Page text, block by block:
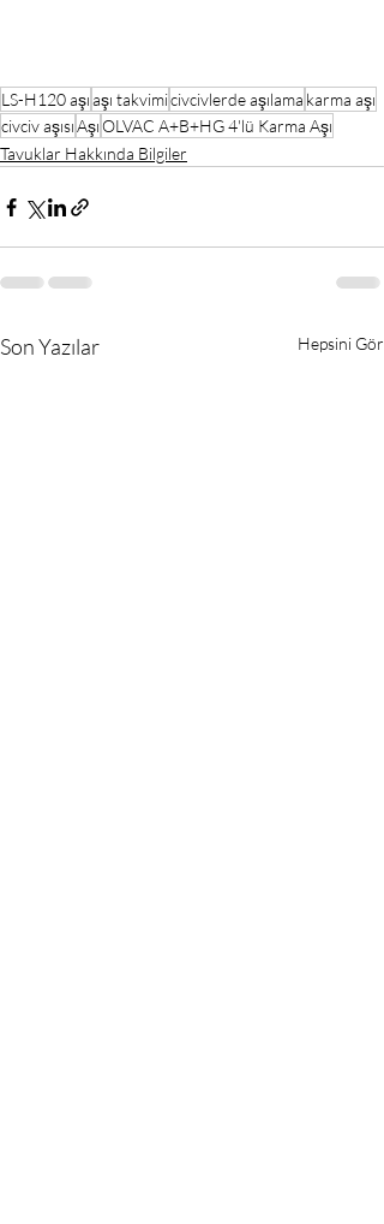
LS-H120 aşıaşı takvimicivcivlerde aşılama karma aşı
civciv aşısıAşıOLVAC A+B+HG 4'lü Karma Aşı
Tavuklar Hakkında Bilgiler
Son Yazılar Hepsini Gör